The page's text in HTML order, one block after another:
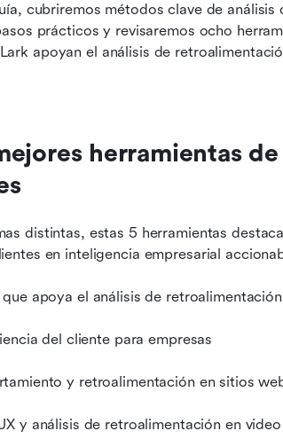
cubriremos métodos clave de análisis
prácticos y revisaremos ocho
apoyan el análisis de
herramientas
distintas, estas 5 herramientas
en inteligencia empresarial
apoya el análisis de
del cliente para empresas
y retroalimentación en sitios
y análisis de retroalimentación en video